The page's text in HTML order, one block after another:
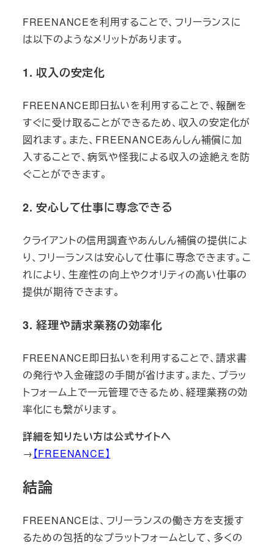
FREENANCEを利用することで、フリーランスに
は以下のようなメリットがあります。
1. 収入の安定化
FREENANCE即日払いを利用することで、報酬を
すぐに受け取ることができるため、収入の安定化が
図れます。また、FREENANCEあんしん補償に加
入することで、病気や怪我による収入の途絶えを防
ぐことができます。
2. 安心して仕事に専念できる
クライアントの信用調査やあんしん補償の提供によ
り、フリーランスは安心して仕事に専念できます。こ
れにより、生産性の向上やクオリティの高い仕事の
提供が期待できます。
3. 経理や請求業務の効率化
FREENANCE即日払いを利用することで、請求書
の発行や入金確認の手間が省けます。また、プラッ
トフォーム上で一元管理できるため、経理業務の効
率化にも繋がります。
詳細を知りたい方は公式サイトへ
→【FREENANCE】
結論
FREENANCEは、フリーランスの働き方を支援す
るための包括的なプラットフォームとして、多くの